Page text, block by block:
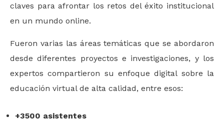
claves para afrontar los retos del éxito institucional
en un mundo online.
Fueron varias las áreas temáticas que se abordaron
desde diferentes proyectos e investigaciones, y los
expertos compartieron su enfoque digital sobre la
educación virtual de alta calidad, entre esos:
+3500 asistentes